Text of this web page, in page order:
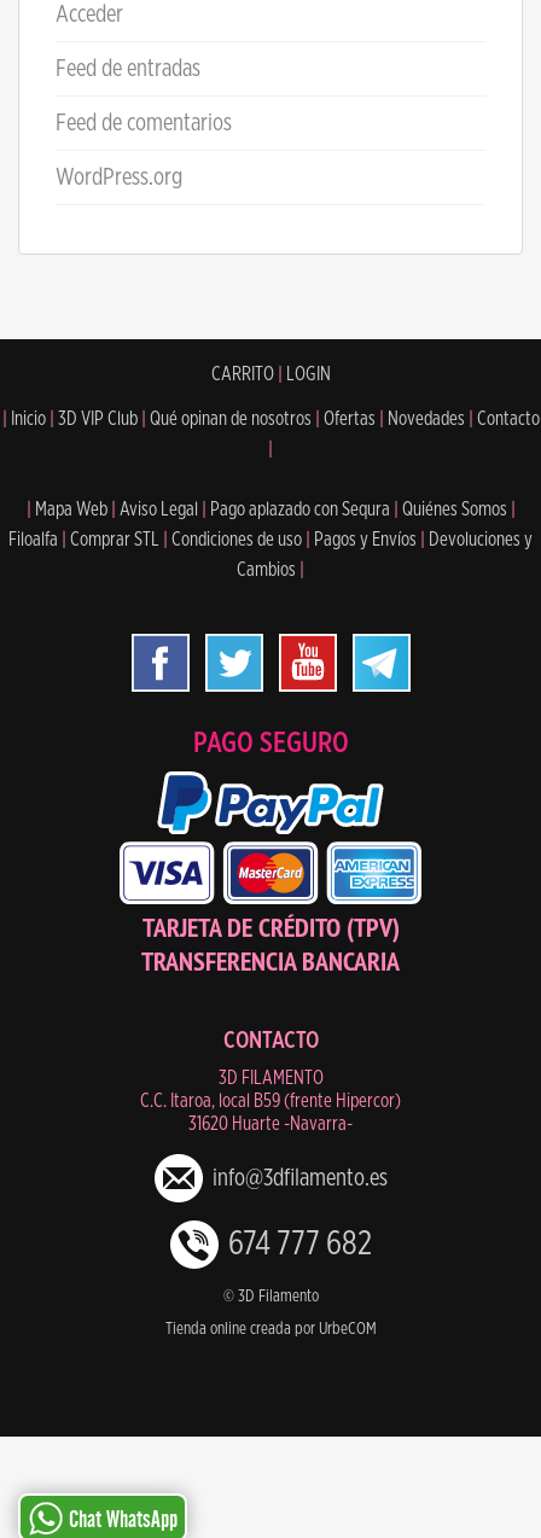
Acceder
Feed de entradas
Feed de comentarios
WordPress.org
CARRITO| LOGIN
Inicio 3D VIP Club Qué opinan de nosotros Ofertas Novedades
Contacto
Mapa Web Aviso Legal Pago aplazado con Sequra Quiénes Somos
Filoalfa
Comprar STL Condiciones de uso Pagos y Envíos
Devoluciones y
Cambios
PAGO SEGURO
TARJETA DE CRÉDITO (TPV)
TRANSFERENCIA BANCARIA
CONTACTO
3D FILAMENTO
C.C. Itaroa, local B59 (frente Hipercor)
31620 Huarte -Navarra-
info@3dfilamento.es
674 777 682
© 3D Filamento
Tienda online creada por UrbeCOM
Chat WhatsApp